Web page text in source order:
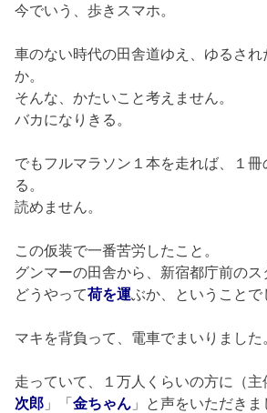
今でいう、歩きスマホ。
車のない時代の田舎道ゆえ、ゆるされ
か。
そんな、かたいこと考えません。
バカになりきる。
でもフルマラソン１本を走れば、１
る。
読めません。
この仮装で一番苦労したこと。
グンマーの田舎から、新宿都庁前のス
どうやって荷を運ぶか、ということで
マキを背負って、電車でまいりました
走っていて、１万人くらいの方に（
次郎 」「金ちゃん 」と声をいただきま